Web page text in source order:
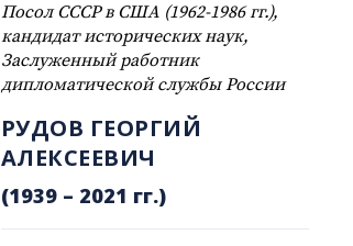
Посол СССР в США (1962-1986 гг.),
кандидат исторических наук,
Заслуженный работник
дипломатической службы России
РУДОВ ГЕОРГИЙ
АЛЕКСЕЕВИЧ
(1939 – 2021 гг.)